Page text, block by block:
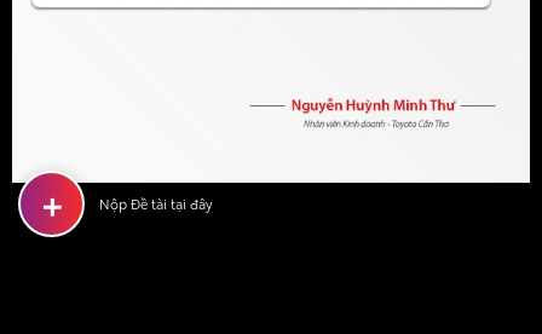
+ Nộp Đề tài tại đây